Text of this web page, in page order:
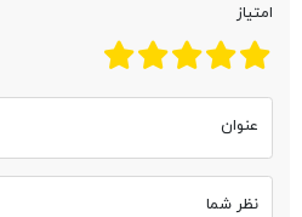
امتیاز
عنوان
نظر شما